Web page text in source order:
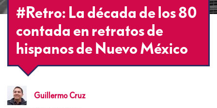
#Retro: La década de los 80
contada en retratos de
hispanos de Nuevo México
Guillermo Cruz